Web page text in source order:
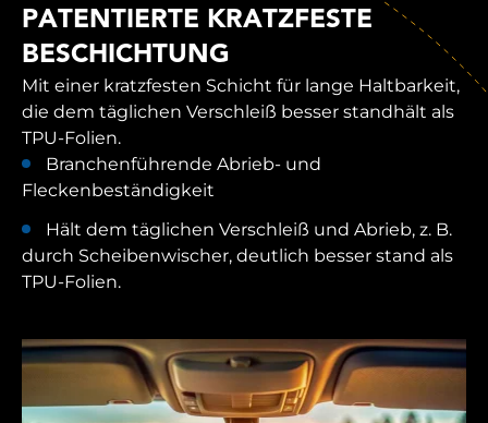
PATENTIERTE KRATZFESTE
BESCHICHTUNG
Mit einer kratzfesten Schicht für lange Haltbarkeit,
die dem täglichen Verschleiß besser standhält als
TPU-Folien.
Branchenführende Abrieb- und
Fleckenbeständigkeit
Hält dem täglichen Verschleiß und Abrieb, z. B.
durch Scheibenwischer, deutlich besser stand als
TPU-Folien.